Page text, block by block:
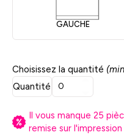
GAUCHE
Choisissez la quantité
Quantité
Il vous manque 25
remise sur l'impression